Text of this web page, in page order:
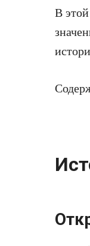
В